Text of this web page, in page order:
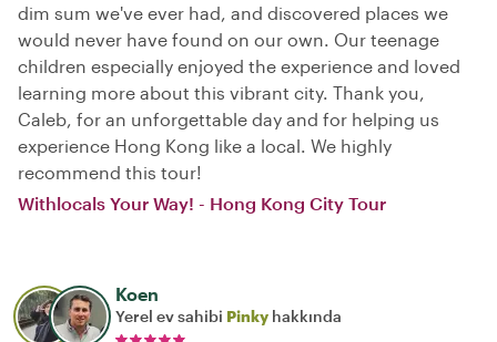
dim sum we've ever had, and discovered places we
would never have found on our own. Our teenage
children especially enjoyed the experience and loved
learning more about this vibrant city. Thank you,
Caleb, for an unforgettable day and for helping us
experience Hong Kong like a local. We highly
recommend this tour!
Withlocals Your Way! - Hong Kong City Tour
Koen
Yerel ev sahibi Pinky hakkında